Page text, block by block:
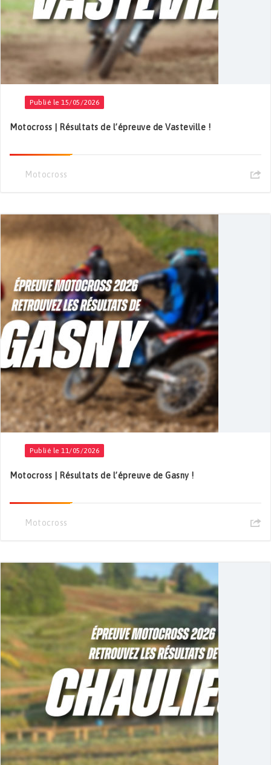
Publié le 15/05/2026
Motocross | Résultats de l’épreuve de Vasteville !
Motocross
Publié le 11/05/2026
Motocross | Résultats de l’épreuve de Gasny !
Motocross